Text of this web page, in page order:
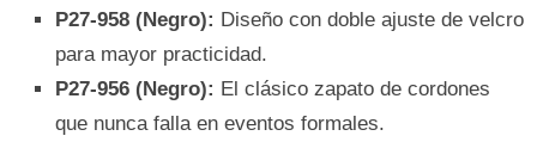
P27-958 (Negro): Diseño con doble ajuste de velcro
para mayor practicidad.
P27-956 (Negro): El clásico zapato de cordones
que nunca falla en eventos formales.